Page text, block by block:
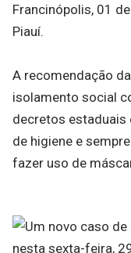
Francinópolis, 01
Piauí.
A recomendação
isolamento social
decretos estaduais
de higiene e
fazer uso de